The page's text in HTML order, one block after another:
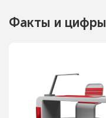
Факты и цифры